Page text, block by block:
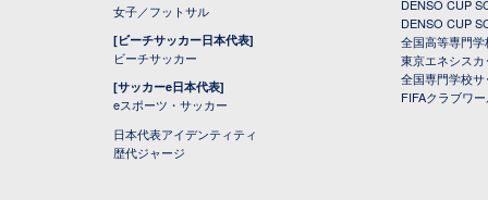
女子／フットサル
[ビーチサッカー日本代表]
ビーチサッカー
[サッカーe日本代表]
eスポーツ・サッカー
日本代表アイデンティティ
歴代ジャージ
DENSO CUP
DENSO CUP
全国高等専門
東京エネシス
全国専門学校
FIFAクラブワ